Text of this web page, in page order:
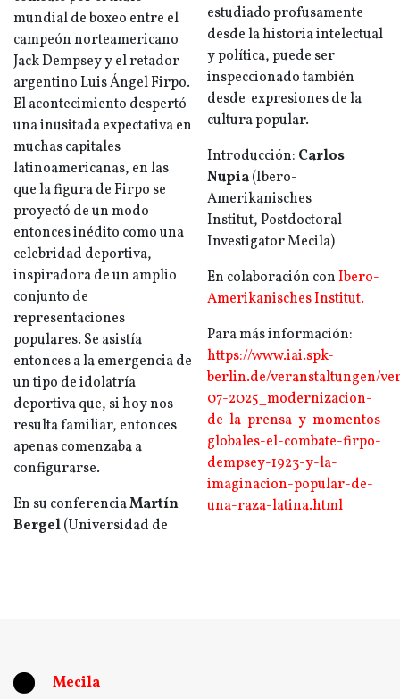
mundial de boxeo entre el
campeón norteamericano
Jack Dempsey y el retador
argentino Luis Ángel Firpo.
El acontecimiento despertó
una inusitada expectativa en
muchas capitales
latinoamericanas, en las
que la figura de Firpo se
proyectó de un modo
entonces inédito como una
celebridad deportiva,
inspiradora de un amplio
conjunto de
representaciones
populares. Se asistía
entonces a la emergencia de
un tipo de idolatría
deportiva que, si hoy nos
resulta familiar, entonces
apenas comenzaba a
configurarse.
En su conferenciaMartín
Bergel(Universidad de
estudiado profusamente
desde la historia intelectual
y política, puede ser
inspeccionado también
desde expresiones de la
cultura popular.
Introducción: Carlos
Nupia(Ibero-
Amerikanisches
Institut,Postdoctoral
Investigator Mecila)
En colaboración conIbero-
Amerikanisches Institut.
Para más información:
https://www.iai.spk-
berlin.de/veranstaltungen/
07-2025_modernizacion-
de-la-prensa-y-momentos-
globales-el-combate-firpo-
dempsey-1923-y-la-
imaginacion-popular-de-
una-raza-latina.html
Mecila